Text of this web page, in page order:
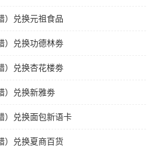
）兑换元祖食品
）兑换功德林劵
）兑换杏花楼劵
）兑换新雅劵
）兑换面包新语卡
）兑换夏商百货